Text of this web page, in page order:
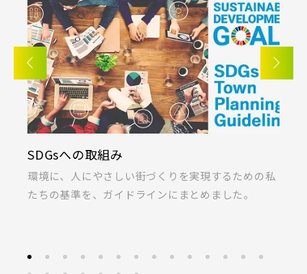
東武鉄道
東武スカイツリーライン
東武日光線
東武アーバンパークライン
小学校まで徒歩圏内
さらに表示する
さいたま市中央区(0)
さいたま市桜区(2)
さいたま市浦和区(0)
さいたま市南区(5)
さいたま市緑区(1)
さいたま市岩槻区(0)
川越市(3)
川口市(11)
所沢市(1)
上尾市(2)
蕨市(0)
戸田市(0)
朝霞市(1)
志木市(0)
新座市(2)
桶川市(2)
久喜市(1)
の私
KIRINOKA(キリノカ)
桐製品の開発と制作に力を注ぐ「厚川産業」と「ポ
ラス」の共同開発による無垢桐材の壁パネル。